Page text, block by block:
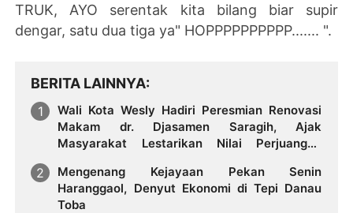
TRUK, AYO serentak kita bilang biar supir
dengar, satu dua tiga ya" HOPPPPPPPPPP....... ".
BERITA LAINNYA
Wali Kota Wesly Hadiri Peresmian Renovasi
Makam dr. Djasamen Saragih, Ajak
Masyarakat Lestarikan Nilai Perjuangan
Mengenang Kejayaan Pekan Senin
Haranggaol, Denyut Ekonomi di Tepi Danau
Toba